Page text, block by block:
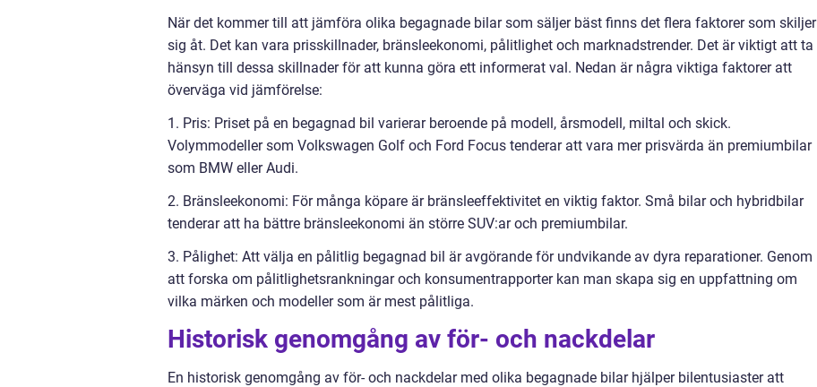
När det kommer till att jämföra olika begagnade bilar som säljer bäst finns det flera faktorer som skiljer
sig åt. Det kan vara prisskillnader, bränsleekonomi, pålitlighet och marknadstrender. Det är viktigt att ta
hänsyn till dessa skillnader för att kunna göra ett informerat val. Nedan är några viktiga faktorer att
överväga vid jämförelse:
1. Pris: Priset på en begagnad bil varierar beroende på modell, årsmodell, miltal och skick.
Volymmodeller som Volkswagen Golf och Ford Focus tenderar att vara mer prisvärda än premiumbilar
som BMW eller Audi.
2. Bränsleekonomi: För många köpare är bränsleeffektivitet en viktig faktor. Små bilar och hybridbilar
tenderar att ha bättre bränsleekonomi än större SUV:ar och premiumbilar.
3. Pålighet: Att välja en pålitlig begagnad bil är avgörande för undvikande av dyra reparationer. Genom
att forska om pålitlighetsrankningar och konsumentrapporter kan man skapa sig en uppfattning om
vilka märken och modeller som är mest pålitliga.
Historisk genomgång av för- och nackdelar
En historisk genomgång av för- och nackdelar med olika begagnade bilar hjälper bilentusiaster att